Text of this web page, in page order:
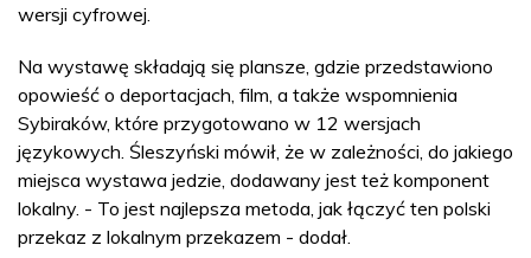
wersji cyfrowej.
Na wystawę składają się plansze, gdzie przedstawiono
opowieść o deportacjach, film, a także wspomnienia
Sybiraków, które przygotowano w 12 wersjach
językowych. Śleszyński mówił, że w zależności, do jakiego
miejsca wystawa jedzie, dodawany jest też komponent
lokalny. - To jest najlepsza metoda, jak łączyć ten polski
przekaz z lokalnym przekazem - dodał.